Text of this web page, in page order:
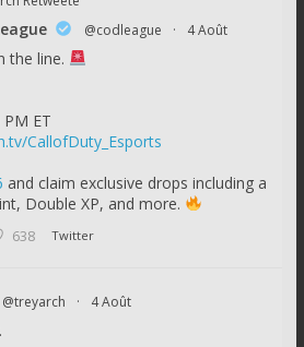
@codleague · 4 Août
the line.
ET
CallofDuty_Esports
and claim exclusive drops including a
Double XP, and more.
638 Twitter
@treyarch · 4 Août